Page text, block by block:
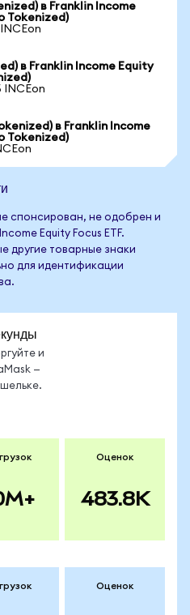
в Franklin Income
Tokenized)
в Franklin Income Equity
INCEon
в Franklin Income
Tokenized)
спонсирован, не одобрен и
Equity Focus ETF.
другие товарные знаки
для идентификации
и
—
Оценок
483.8K
Оценок